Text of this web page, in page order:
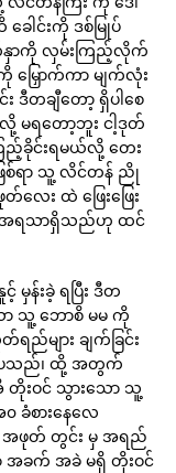
ေါင်းကို ဒစ်မြုပ်
နှာကို လှမ်းကြည့်လိုက်
ြှောက်ကာ မျက်လုံး
တချီတော့ ရှိပါစေ
မရတော့ဘူး ငါ့ဒုတ်
ခိုင်းရမယ်လို့ တေး
စ်ရာ သူ့ လိင်တန် ညို
လေး ထဲ ဖြေးဖြေး
င် အရသာရှိသည်ဟု ထင်
မှန်းခဲ့ ရပြီး ဒီတ
ာ သူ့ ဘောစိ မမ ကို
များ ချက်ခြင်း
ေသည်၊ ထို့ အတွက်
ဝင် သွားသော သူ့
ခံစားနေလေ
အဖုတ် တွင်း မှ အရည်
ာ အခက် အခဲ မရှိ တိုးဝင်